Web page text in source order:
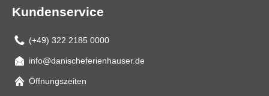
Kundenservice
(+49) 322 2185 0000
Mail
info@danischeferienhauser.de
Öffnungszeiten